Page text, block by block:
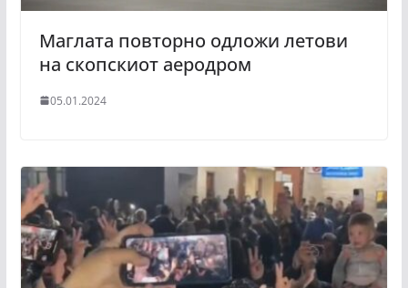
Маглата повторно одложи летови
на скопскиот аеродром
05.01.2024